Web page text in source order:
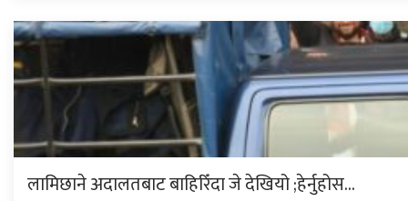
लामिछाने अदालतबाट बाहिरिँदा जे देखियो ;हेर्नुहोस…